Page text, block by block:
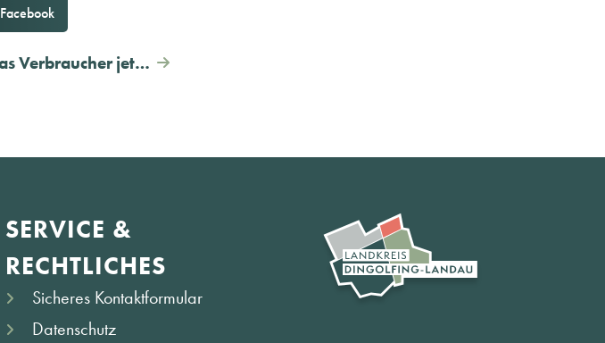
Facebook
Steigende Strompreise: Was Verbraucher jetzt tun können
SERVICE &
RECHTLICHES
Sicheres Kontaktformular
Datenschutz